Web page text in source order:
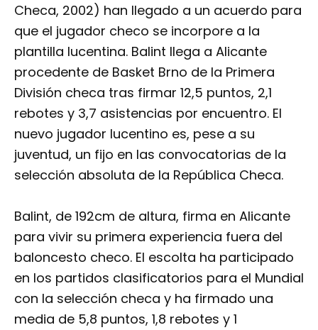
Checa, 2002) han llegado a un acuerdo para
que el jugador checo se incorpore a la
plantilla lucentina. Balint llega a Alicante
procedente de Basket Brno de la Primera
División checa tras firmar 12,5 puntos, 2,1
rebotes y 3,7 asistencias por encuentro. El
nuevo jugador lucentino es, pese a su
juventud, un fijo en las convocatorias de la
selección absoluta de la República Checa.
Balint, de 192cm de altura, firma en Alicante
para vivir su primera experiencia fuera del
baloncesto checo. El escolta ha participado
en los partidos clasificatorios para el Mundial
con la selección checa y ha firmado una
media de 5,8 puntos, 1,8 rebotes y 1